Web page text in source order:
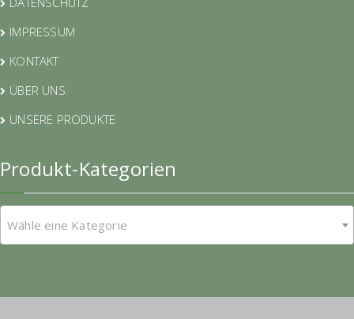
IMPRESSUM
KONTAKT
ÜBER UNS
UNSERE PRODUKTE
Produkt-Kategorien
Wähle eine Kategorie